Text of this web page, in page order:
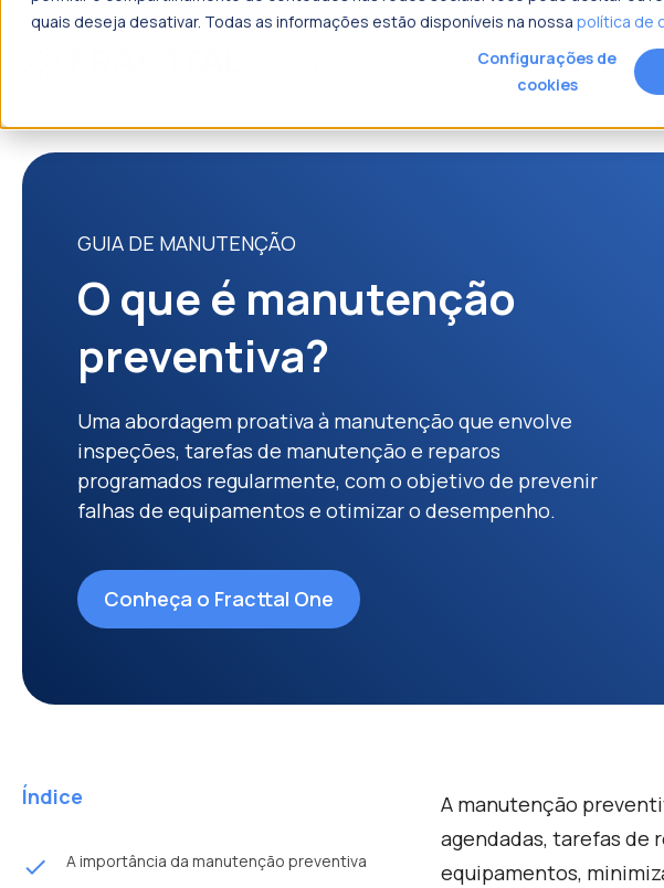
quais deseja desativar. Todas as informações estão disponíveis na nossa política de
Configurações de
cookies
Recursos Fracttal
o que procura?
GUIA DE MANUTENÇÃO
O que é manutenção
preventiva?
Uma abordagem proativa à manutenção que envolve
inspeções, tarefas de manutenção e reparos
programados regularmente, com o objetivo de prevenir
falhas de equipamentos e otimizar o desempenho.
Conheça o Fracttal One
Índice
done A importância da manutenção preventiva
A manutenção
agendadas, tarefas de
equipamentos,